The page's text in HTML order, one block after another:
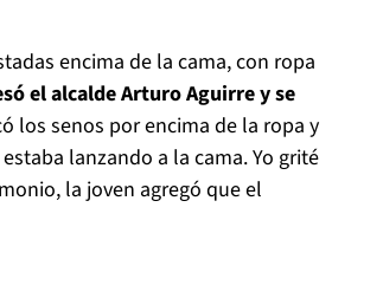
encima de la cama, con ropa
el alcalde Arturo Aguirre y se
los senos por encima de la ropa y
lanzando a la cama. Yo grité
la joven agregó que el